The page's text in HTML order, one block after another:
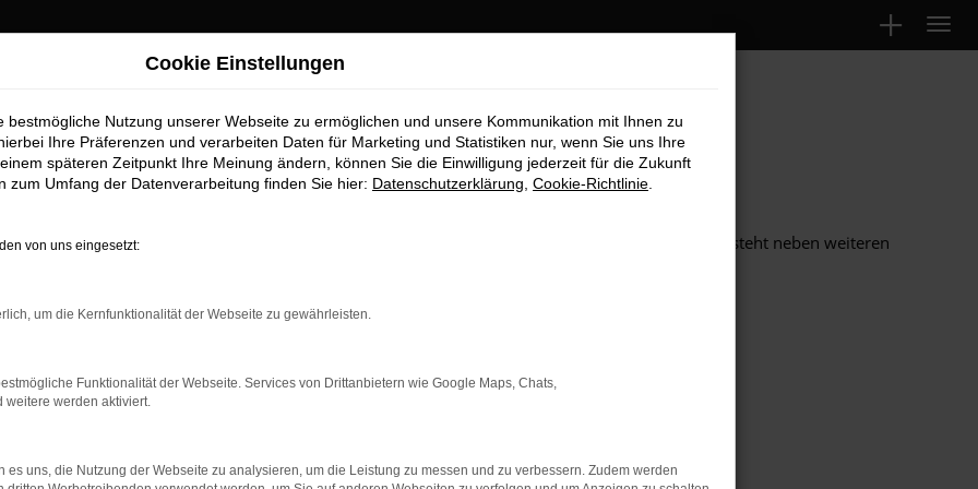
an die
sicheren und
Gewährleistung behält
Erhalt der
Cookie Einstellungen
bestmögliche Nutzung unserer Webseite zu ermöglichen und unsere Kommunikation mit Ihnen zu
Ihre Präferenzen und verarbeiten Daten für Marketing und Statistiken nur, wenn Sie uns Ihre
späteren Zeitpunkt Ihre Meinung ändern, können Sie die Einwilligung jederzeit für die Zukunft
zum Umfang der Datenverarbeitung finden Sie hier: Datenschutzerklärung Cookie-Richtlinie
von uns eingesetzt:
um die Kernfunktionalität der Webseite zu gewährleisten.
Funktionalität der Webseite. Services von Drittanbietern wie Google Maps, Chats,
weitere werden aktiviert.
es uns, die Nutzung der Webseite zu analysieren, um die Leistung zu messen und zu verbessern. Zudem werden